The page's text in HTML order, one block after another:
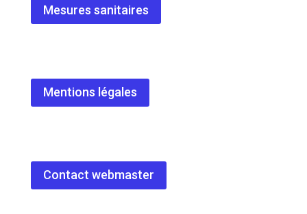
Mesures sanitaires
Mentions légales
Contact webmaster